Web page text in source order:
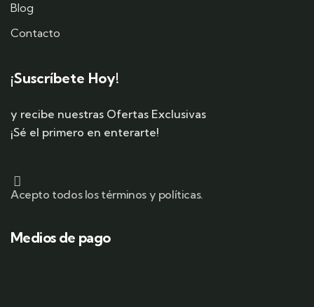
Blog
Contacto
¡Suscríbete Hoy!
y recibe nuestras Ofertas Exclusivas
¡Sé el primero en enterarte!
Acepto todos los términos y políticas.
Medios de pago